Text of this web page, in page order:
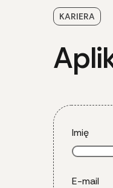
KARIERA
Imię
E-mail